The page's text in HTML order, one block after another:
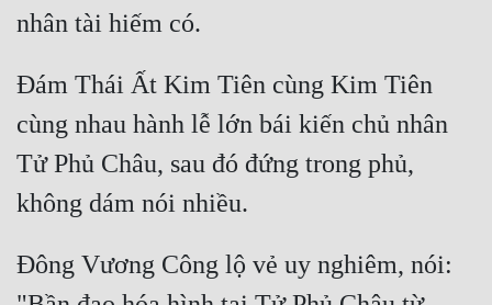
Khoa Huyễn
Khoa Huyễn Không Gian
Kinh Dị
Kiếm Hiệp
Kỳ Huyễn
Đám Thái Ất Kim Tiên cùng Kim Tiên
cùng nhau hành lễ lớn bái kiến chủ nhân
Tử Phủ Châu, sau đó đứng trong phủ,
Đông Vương Công lộ vẻ uy nghiêm, nói: